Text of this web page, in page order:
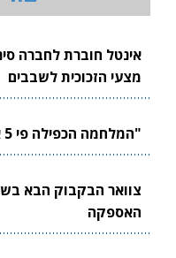
אינטל חוברת לחברה
מצעי הזכוכית לשבבים
"המלחמה הכפילה פי 5 את שוק הייצור המיידי"
האספקה